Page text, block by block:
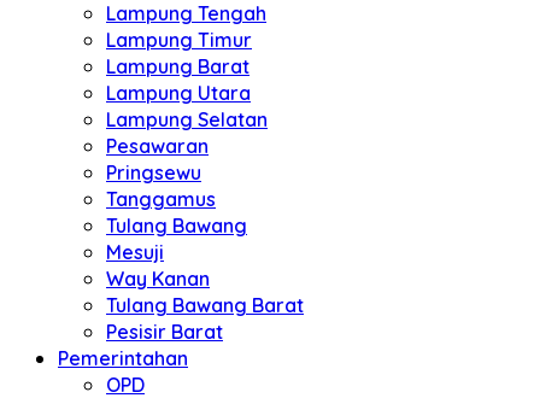
Lampung Tengah
Lampung Timur
Lampung Barat
Lampung Utara
Lampung Selatan
Pesawaran
Pringsewu
Tanggamus
Tulang Bawang
Mesuji
Way Kanan
Tulang Bawang Barat
Pesisir Barat
Pemerintahan
OPD